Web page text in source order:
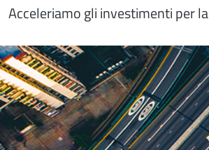
Acceleriamo gli investimenti per